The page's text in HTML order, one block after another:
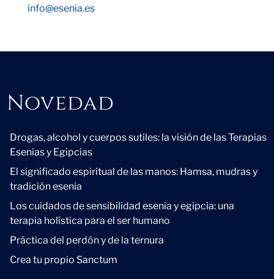
info@esenia.es
Novedad
Novedad
Drogas, alcohol y cuerpos sutiles: la visión de las Terapias
Esenias y Egipcias
El significado espiritual de las manos: Hamsa, mudras y
tradición esenia
Los cuidados de sensibilidad esenia y egipcia: una
terapia holística para el ser humano
Práctica del perdón y de la ternura
Crea tu propio Sanctum